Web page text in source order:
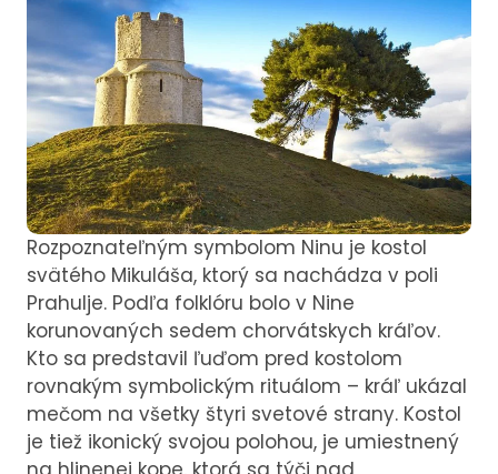
Rozpoznateľným symbolom Ninu je kostol
svätého Mikuláša, ktorý sa nachádza v poli
Prahulje. Podľa folklóru bolo v Nine
korunovaných sedem chorvátskych kráľov.
Kto sa predstavil ľuďom pred kostolom
rovnakým symbolickým rituálom – kráľ ukázal
mečom na všetky štyri svetové strany. Kostol
je tiež ikonický svojou polohou, je umiestnený